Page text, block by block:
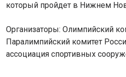
который пройдет в Нижнем
Организаторы: Олимпийский
Паралимпийский комитет
ассоциация спортивных